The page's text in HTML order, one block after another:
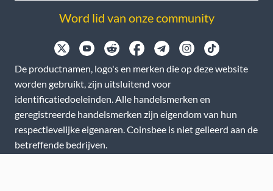
Word lid van onze community
De productnamen, logo's en merken die op deze website
worden gebruikt, zijn uitsluitend voor
identificatiedoeleinden. Alle handelsmerken en
geregistreerde handelsmerken zijn eigendom van hun
respectievelijke eigenaren. Coinsbee is niet gelieerd aan de
betreffende bedrijven.